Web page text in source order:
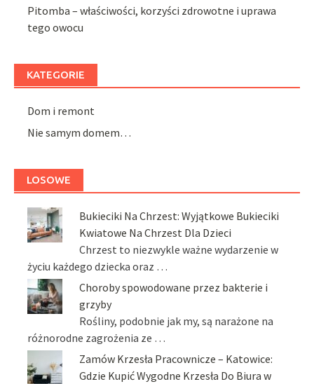
Pitomba – właściwości, korzyści zdrowotne i uprawa
tego owocu
KATEGORIE
Dom i remont
Nie samym domem…
LOSOWE
Bukieciki Na Chrzest: Wyjątkowe Bukieciki
Kwiatowe Na Chrzest Dla Dzieci
Chrzest to niezwykle ważne wydarzenie w
życiu każdego dziecka oraz …
Choroby spowodowane przez bakterie i
grzyby
Rośliny, podobnie jak my, są narażone na
różnorodne zagrożenia ze …
Zamów Krzesła Pracownicze – Katowice:
Gdzie Kupić Wygodne Krzesła Do Biura w